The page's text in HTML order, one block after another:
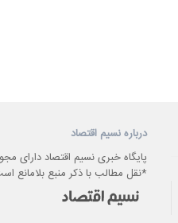
درباره نسیم اقتصاد
پایگاه خبری نسیم اقتصاد دارای
*نقل مطالب با ذکر منبع بلامانع